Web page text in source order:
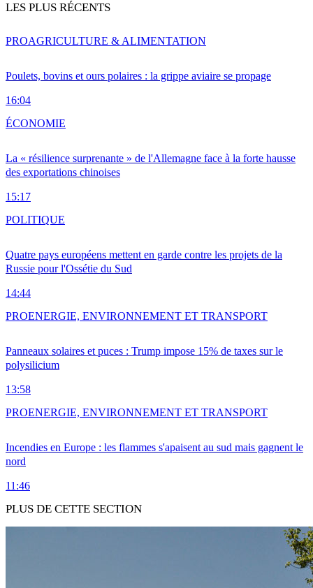
LES PLUS RÉCENTS
Poulets, bovins et ours polaires : la grippe aviaire se propage
16:04
PROAGRICULTURE & ALIMENTATION
La « résilience surprenante » de l'Allemagne face à la forte hausse
des exportations chinoises
15:17
ÉCONOMIE
Quatre pays européens mettent en garde contre les projets de la
Russie pour l'Ossétie du Sud
14:44
POLITIQUE
Panneaux solaires et puces : Trump impose 15% de taxes sur le
polysilicium
13:58
PROENERGIE, ENVIRONNEMENT ET TRANSPORT
Incendies en Europe : les flammes s'apaisent au sud mais gagnent le
nord
11:46
PROENERGIE, ENVIRONNEMENT ET TRANSPORT
PLUS DE CETTE SECTION